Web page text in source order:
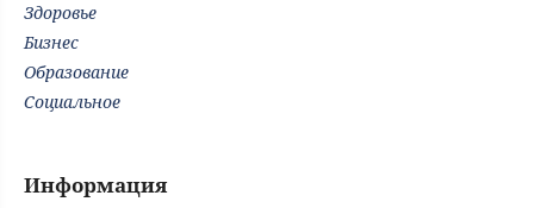
Здоровье
Бизнес
Образование
Социальное
Информация